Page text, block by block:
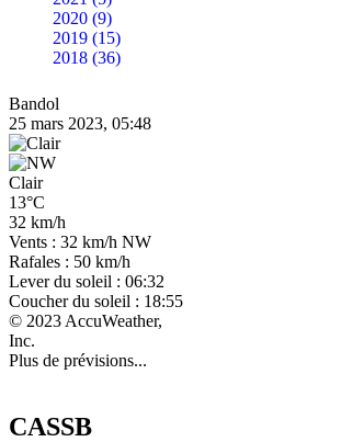
2020 (9)
2019 (15)
2018 (36)
Bandol
25 mars 2023, 05:48
Clair
13°C
32 km/h
Vents : 32 km/h NW
Rafales : 50 km/h
Lever du soleil : 06:32
Coucher du soleil : 18:55
© 2023 AccuWeather,
Inc.
Plus de prévisions...
CASSB